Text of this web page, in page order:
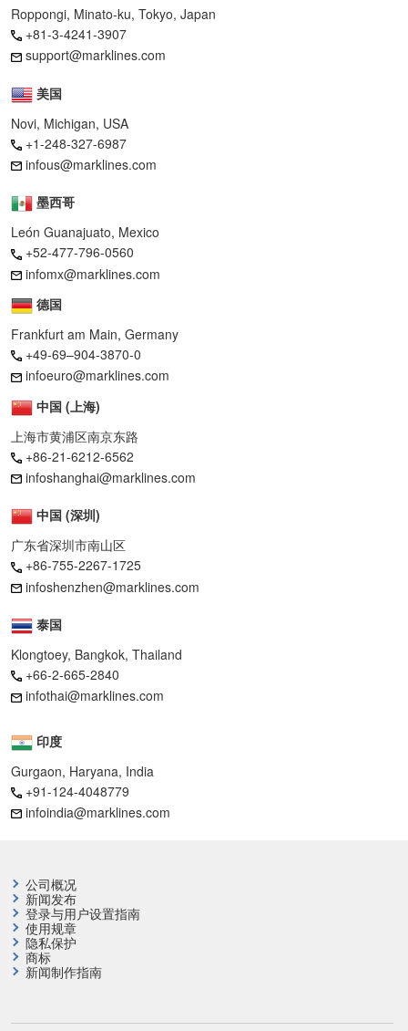
Roppongi, Minato-ku, Tokyo, Japan
+81-3-4241-3907
support@marklines.com
美国
Novi, Michigan, USA
+1-248-327-6987
infous@marklines.com
墨西哥
León Guanajuato, Mexico
+52-477-796-0560
infomx@marklines.com
德国
Frankfurt am Main, Germany
+49-69–904-3870-0
infoeuro@marklines.com
中国 (上海)
上海市黄浦区南京东路
+86-21-6212-6562
infoshanghai@marklines.com
中国 (深圳)
广东省深圳市南山区
+86-755-2267-1725
infoshenzhen@marklines.com
泰国
Klongtoey, Bangkok, Thailand
+66-2-665-2840
infothai@marklines.com
印度
Gurgaon, Haryana, India
+91-124-4048779
infoindia@marklines.com
公司概况
新闻发布
登录与用户设置指南
使用规章
隐私保护
商标
新闻制作指南